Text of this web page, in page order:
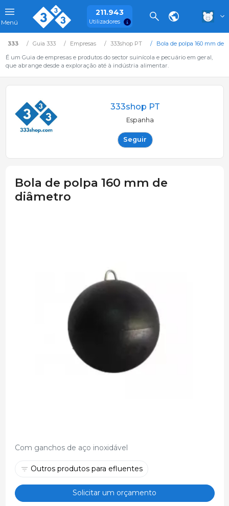
Menú
211.943
Utilizadores
333 Guia 333 Empresas 333shop PT
Bola de polpa 160 mm de
É um Guia de empresas e produtos do sector suinícola e pecuário em geral,
que abrange desde a exploração até à indústria alimentar.
333shop PT
Espanha
Seguir
Bola de polpa 160 mm de
diâmetro
Com ganchos de aço inoxidável
Outros produtos para efluentes
Solicitar um orçamento